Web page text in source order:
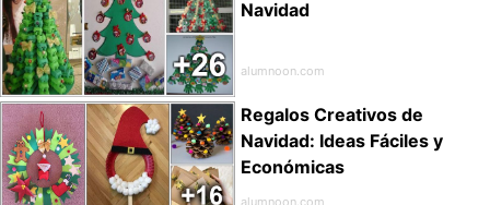
Navidad
alumnoon.com
Regalos Creativos de
Navidad: Ideas Fáciles y
Económicas
alumnoon.com